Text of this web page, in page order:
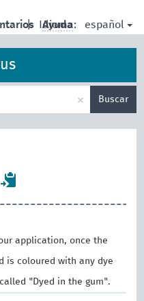
| Idioma: español
Ayuda
× Buscar
application, once the
is coloured with any dye
"Dyed in the gum".